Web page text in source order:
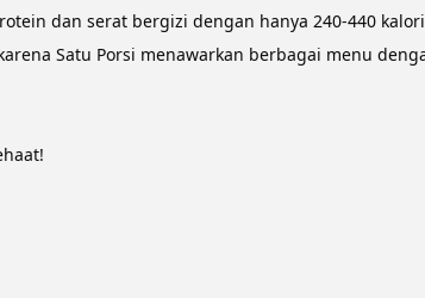
dan serat bergizi dengan hanya 240-440
Satu Porsi menawarkan berbagai menu